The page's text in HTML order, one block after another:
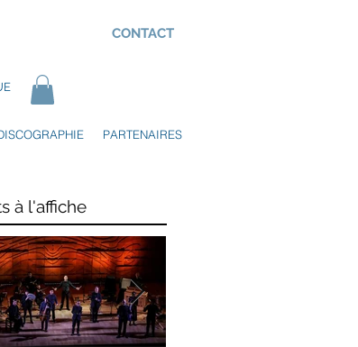
CONTACT
PARTENAIRES
à l'affiche